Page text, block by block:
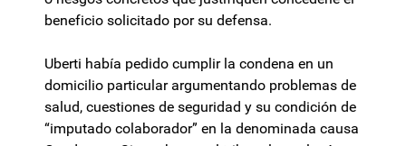
beneficio solicitado por su defensa.
Uberti había pedido cumplir la condena en un
domicilio particular argumentando problemas de
salud, cuestiones de seguridad y su condición de
“imputado colaborador” en la denominada causa